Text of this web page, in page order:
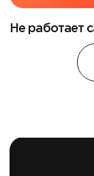
Не работает